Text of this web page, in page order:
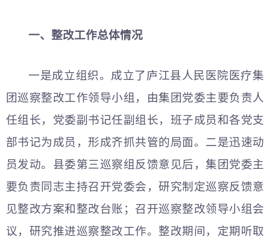
一、整改工作总体情况
一是成立组织。成立了庐江县人民医院医疗集
团巡察整改工作领导小组，由集团党委主要负责人
任组长，党委副书记任副组长，班子成员和各党支
部书记为成员，形成齐抓共管的局面。二是迅速动
员发动。县委第三巡察组反馈意见后，集团党委主
要负责同志主持召开党委会，研究制定巡察反馈意
见整改方案和整改台账；召开巡察整改领导小组会
议，研究推进巡察整改工作。整改期间，定期听取